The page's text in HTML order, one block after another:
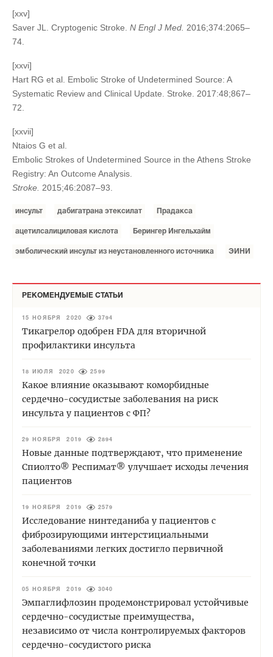
[xxv]
Saver JL. Cryptogenic Stroke. N Engl J Med. 2016;374:2065–
74.
[xxvi]
Hart RG et al. Embolic Stroke of Undetermined Source: A
Systematic Review and Clinical Update. Stroke. 2017:48;867–
72.
[xxvii]
Ntaios G et al.
Embolic Strokes of Undetermined Source in the Athens Stroke
Registry: An Outcome Analysis.
Stroke. 2015;46:2087–93.
инсульт дабигатрана этексилат Прадакса
ацетилсалициловая кислота Берингер Ингельхайм
эмболический инсульт из неустановленного источника ЭИНИ
РЕКОМЕНДУЕМЫЕ СТАТЬИ
15 НОЯБРЯ 2020 3794
Тикагрелор одобрен FDA для вторичной
профилактики инсульта
18 ИЮЛЯ 2020 2599
Какое влияние оказывают коморбидные
сердечно-сосудистые заболевания на риск
инсульта у пациентов с ФП?
29 НОЯБРЯ 2019 2894
Новые данные подтверждают, что применение
Спиолто® Респимат® улучшает исходы лечения
пациентов
19 НОЯБРЯ 2019 2579
Исследование нинтеданиба у пациентов с
фиброзирующими интерстициальными
заболеваниями легких достигло первичной
конечной точки
05 НОЯБРЯ 2019 3040
Эмпаглифлозин продемонстрировал устойчивые
сердечно-сосудистые преимущества,
независимо от числа контролируемых факторов
сердечно-сосудистого риска